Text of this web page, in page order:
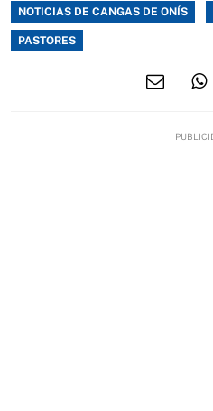
NOTICIAS DE CANGAS DE ONÍS
PASTORES